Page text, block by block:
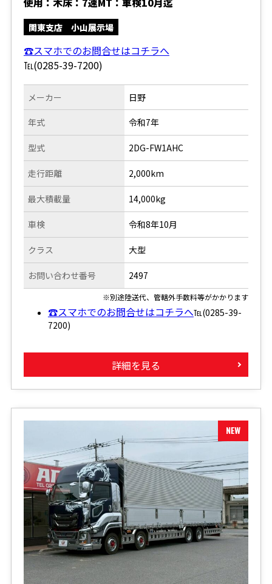
関東支店 小山展示場
☎スマホでのお問合せはコチラへ
℡(0285-39-7200)
メーカー
年式
型式
走行距離
日野
令和7年
2DG-FW1AHC
2,000km
最大積載量
車検
クラス
お問い合わせ番号
14,000kg
令和8年10月
大型
2497
※別途陸送代、管轄外手数料等がかかります
☎スマホでのお問合せはコチラへ℡(0285-39-
7200)
詳細を見る